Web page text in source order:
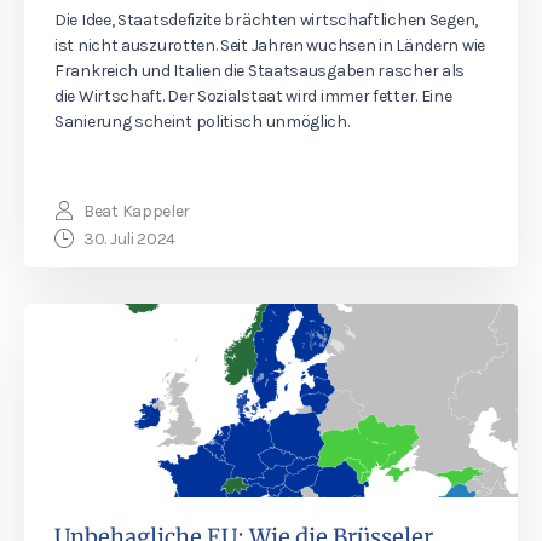
Die Idee, Staatsdefizite brächten wirtschaftlichen Segen,
ist nicht auszurotten. Seit Jahren wuchsen in Ländern wie
Frankreich und Italien die Staatsausgaben rascher als
die Wirtschaft. Der Sozialstaat wird immer fetter. Eine
Sanierung scheint politisch unmöglich.
Beat Kappeler
30. Juli 2024